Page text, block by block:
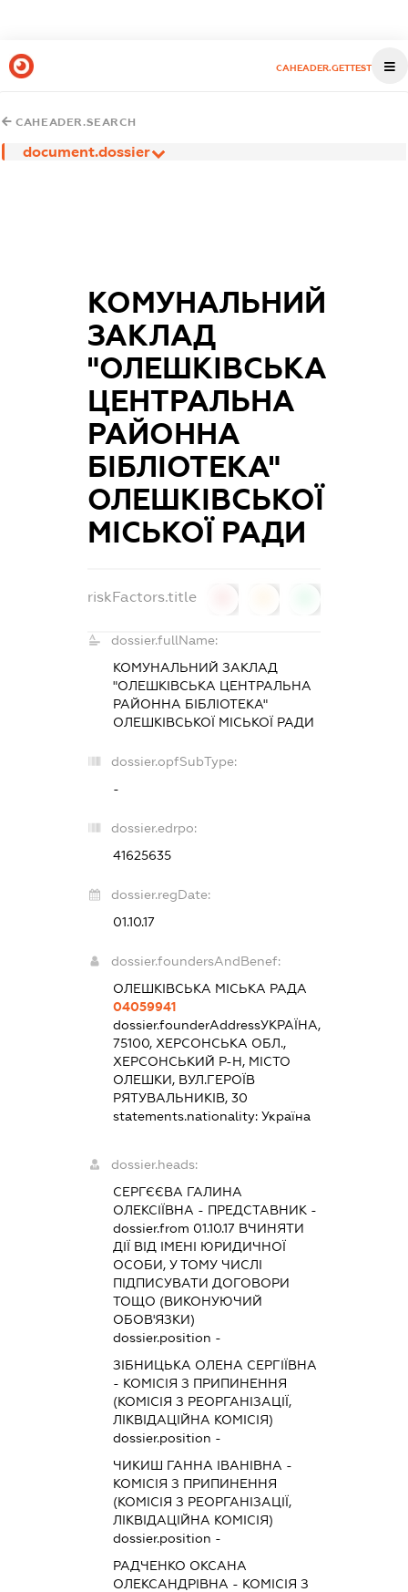
CAHEADER.GETTEST
CAHEADER.SEARCH
document.dossier
КОМУНАЛЬНИЙ
ЗАКЛАД
"ОЛЕШКІВСЬКА
ЦЕНТРАЛЬНА
РАЙОННА
БІБЛІОТЕКА"
ОЛЕШКІВСЬКОЇ
МІСЬКОЇ РАДИ
riskFactors.title
dossier.fullName:
КОМУНАЛЬНИЙ ЗАКЛАД
"ОЛЕШКІВСЬКА ЦЕНТРАЛЬНА
РАЙОННА БІБЛІОТЕКА"
ОЛЕШКІВСЬКОЇ МІСЬКОЇ РАДИ
dossier.opfSubType:
-
dossier.edrpo:
41625635
dossier.regDate:
01.10.17
dossier.foundersAndBenef:
ОЛЕШКІВСЬКА МІСЬКА РАДА
04059941
dossier.founderAddressУКРАЇНА,
75100, ХЕРСОНСЬКА ОБЛ.,
ХЕРСОНСЬКИЙ Р-Н, МІСТО
ОЛЕШКИ, ВУЛ.ГЕРОЇВ
РЯТУВАЛЬНИКІВ, 30
statements.nationality:Україна
dossier.heads:
СЕРГЄЄВА ГАЛИНА
ОЛЕКСІЇВНА - ПРЕДСТАВНИК -
dossier.from 01.10.17 ВЧИНЯТИ
ДІЇ ВІД ІМЕНІ ЮРИДИЧНОЇ
ОСОБИ, У ТОМУ ЧИСЛІ
ПІДПИСУВАТИ ДОГОВОРИ
ТОЩО (ВИКОНУЮЧИЙ
ОБОВ'ЯЗКИ)
dossier.position -
ЗІБНИЦЬКА ОЛЕНА СЕРГІЇВНА
- КОМІСІЯ З ПРИПИНЕННЯ
(КОМІСІЯ З РЕОРГАНІЗАЦІЇ,
ЛІКВІДАЦІЙНА КОМІСІЯ)
dossier.position -
ЧИКИШ ГАННА ІВАНІВНА -
КОМІСІЯ З ПРИПИНЕННЯ
(КОМІСІЯ З РЕОРГАНІЗАЦІЇ,
ЛІКВІДАЦІЙНА КОМІСІЯ)
dossier.position -
РАДЧЕНКО ОКСАНА
ОЛЕКСАНДРІВНА - КОМІСІЯ З